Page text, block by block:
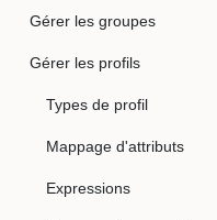
Gérer les groupes
Gérer les profils
Types de profil
Mappage d'attributs
Expressions